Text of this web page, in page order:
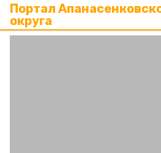
Портал
округа